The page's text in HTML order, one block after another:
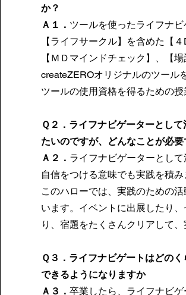
か？
Ａ１． ツールを使ったライフナ
【ライフサークル】を含めた【
【ＭＤマインドチェック】、【
createZEROオリジナルのツール
ツールの使用資格を得るための
Ｑ２．ライフナビゲーターとし
たいのですが、どんなことが必要
Ａ２． ライフナビゲーターとし
自信をつける意味でも実践を積み
このハローでは、実践のための
います。イベントに出展したり
り、宿題をたくさんクリアして
Ｑ３．ライフナビゲートはどの
できるようになりますか
Ａ３．卒業したら、ライフナビ